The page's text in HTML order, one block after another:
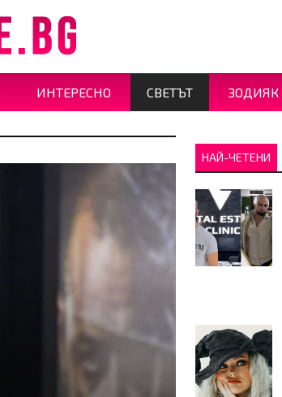
ИНТЕРЕСНО СВЕТЪТ ЗОДИЯК
НАЙ-ЧЕТЕНИ